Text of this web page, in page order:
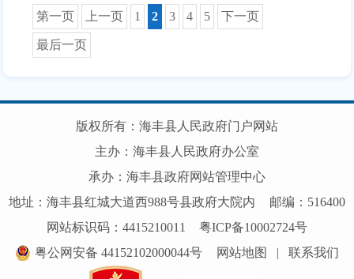
第一页 上一页 1 2 3 4 5 下一页
最后一页
版权所有：海丰县人民政府门户网站
主办：海丰县人民政府办公室
承办：海丰县政府网站管理中心
地址：海丰县红城大道西988号县政府大院内
邮编：516400
网站标识码：4415210011
粤ICP备10002724号
粤公网安备 44152102000044号
网站地图 | 联系我们